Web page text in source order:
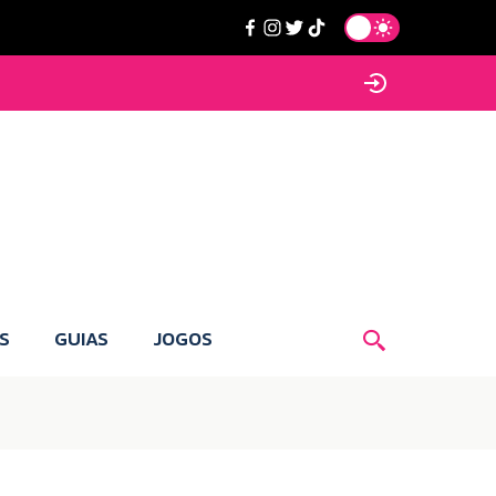
GUIAS JOGOS